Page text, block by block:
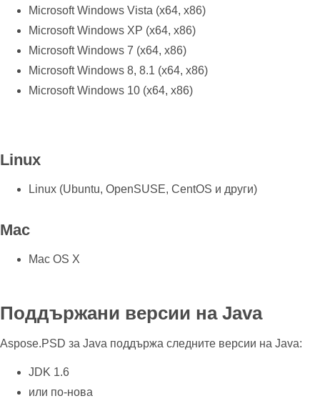
Microsoft Windows Vista (x64, x86)
Microsoft Windows XP (x64, x86)
Microsoft Windows 7 (x64, x86)
Microsoft Windows 8, 8.1 (x64, x86)
Microsoft Windows 10 (x64, x86)
Linux
Linux (Ubuntu, OpenSUSE, CentOS и други)
Mac
Mac OS X
Поддържани версии на Java
Aspose.PSD за Java поддържа следните версии на Java:
JDK 1.6
или по-нова